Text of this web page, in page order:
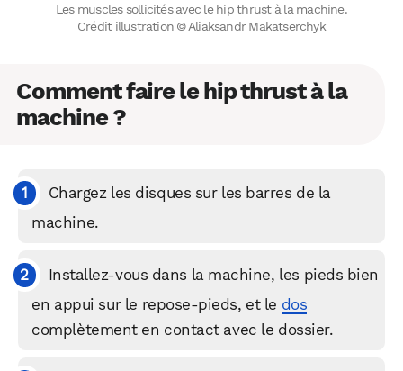
Les muscles sollicités avec le hip thrust à la machine.
Crédit illustration © Aliaksandr Makatserchyk
Comment faire le hip thrust à la
machine ?
Chargez les disques sur les barres de la
machine.
Installez-vous dans la machine, les pieds bien
en appui sur le repose-pieds, et le dos
complètement en contact avec le dossier.